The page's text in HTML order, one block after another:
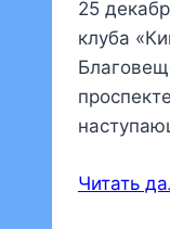
25
клуба
Читать